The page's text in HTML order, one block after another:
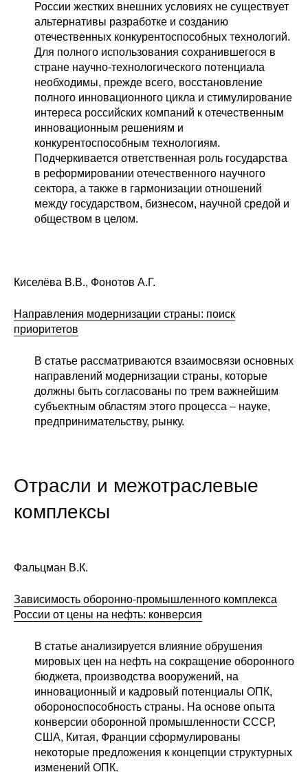
ЦДУ
Отрасли и регионы
Inforum
Ученый совет
Материалы
О совете
Регулярные прогнозы
Краткосрочный прогноз
Оценка индекса промышленного
производства
Российская Система Климатического
Мониторинга
Центр «Климатическая политика и
экономика России»
Кафедра МФТИ
Кафедра МАДИ
Поступление
Обучение
Нормативные документы
Диссертационный совет
О совете
России жестких внешних условиях не существует
альтернативы разработке и созданию
отечественных конкурентоспособных технологий.
Для полного использования сохранившегося в
стране научно-технологического потенциала
необходимы, прежде всего, восстановление
полного инновационного цикла и стимулирование
интереса российских компаний к отечественным
инновационным решениям и
конкурентоспособным технологиям.
Подчеркивается ответственная роль государства
в реформировании отечественного научного
сектора, а также в гармонизации отношений
между государством, бизнесом, научной средой и
обществом в целом.
Киселёва В.В., Фонотов А.Г.
Направления модернизации страны: поиск
приоритетов
В статье рассматриваются взаимосвязи основных
направлений модернизации страны, которые
должны быть согласованы по трем важнейшим
субъектным областям этого процесса – науке,
предпринимательству, рынку.
Отрасли и межотраслевые
комплексы
Фальцман В.К.
Зависимость оборонно-промышленного комплекса
России от цены на нефть: конверсия
В статье анализируется влияние обрушения
мировых цен на нефть на сокращение оборонного
бюджета, производства вооружений, на
инновационный и кадровый потенциалы ОПК,
обороноспособность страны. На основе опыта
конверсии оборонной промышленности СССР,
США, Китая, Франции сформулированы
некоторые предложения к концепции структурных
изменений ОПК.